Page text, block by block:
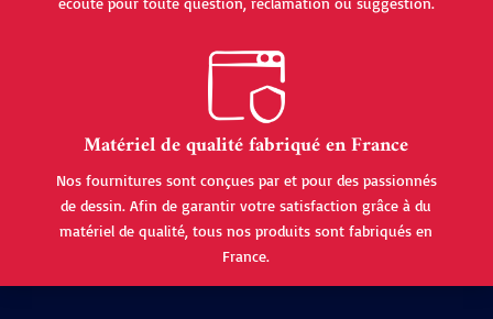
Matériel de qualité fabriqué en France
Nos fournitures sont conçues par et pour des passionnés
de dessin. Afin de garantir votre satisfaction grâce à du
matériel de qualité, tous nos produits sont fabriqués en
France.